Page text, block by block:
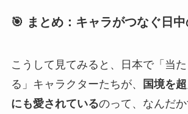
🎯 まとめ：キャラがつなぐ日
こうして見てみると、日本で「当
る」キャラクターたちが、
国境を
にも愛されているのって、なんだ